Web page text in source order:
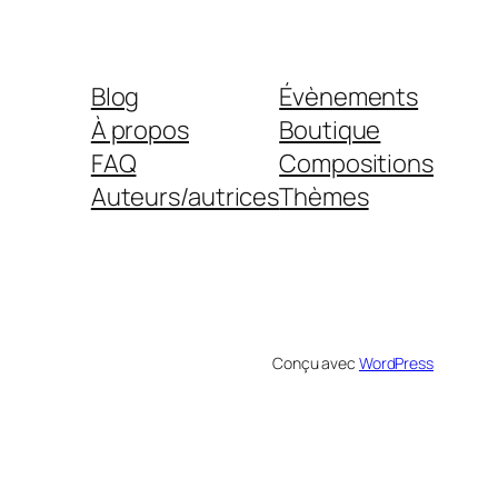
Blog
À propos
FAQ
Auteurs/autrices
Évènements
Boutique
Compositions
Thèmes
Conçu avec WordPress